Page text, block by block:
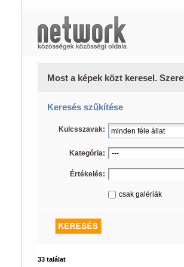
Most a képek közt keresel.
Keresés szűkítése
Kulcsszavak:
Kategória:
Értékelés:
csak galériák
33 találat